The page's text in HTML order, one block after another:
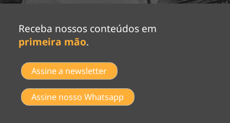
Receba nossos conteúdos em
primeira mão.
Assine a newsletter
Assine nosso Whatsapp